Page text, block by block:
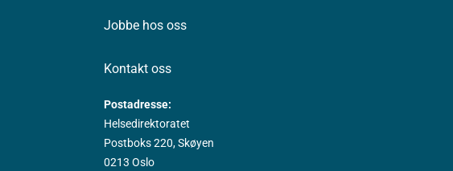
Jobbe hos oss
Kontakt oss
Postadresse:
Helsedirektoratet
Postboks 220, Skøyen
0213 Oslo